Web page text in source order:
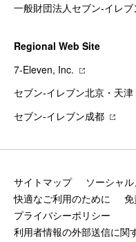
一般財団法人セブン-イレブ
Regional Web Site
7‐Eleven, Inc.
セブン‐イレブン北京・天津
セブン‐イレブン成都
サイトマップ
ソーシャ
快適なご利用のために
免
プライバシーポリシー
利用者情報の外部送信に関